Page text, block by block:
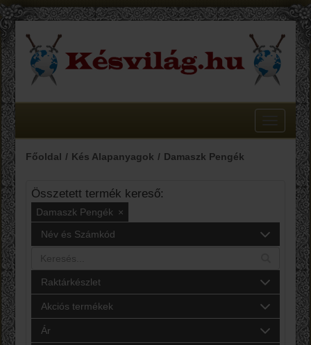
Toggle
Főoldal
Kés Alapanyagok Damaszk Pengék
Összetett termék kereső:
Damaszk Pengék ×
Név és Számkód
Raktárkészlet
Akciós termékek
Ár